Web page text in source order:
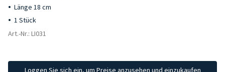
Länge 18 cm
1 Stück
Art.-Nr.: LI031
Loggen Sie sich ein, um Preise anzusehen und einzukaufen